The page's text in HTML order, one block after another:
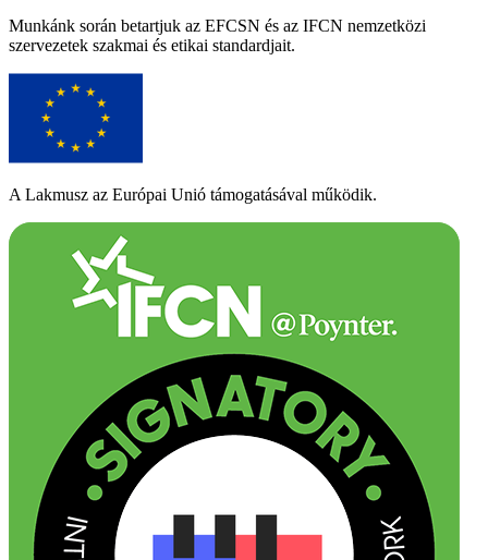
Munkánk során betartjuk az EFCSN és az IFCN nemzetközi
szervezetek szakmai és etikai standardjait.
A Lakmusz az Európai Unió támogatásával működik.